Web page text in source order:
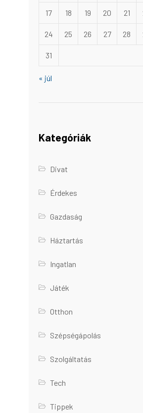
17 18 19 20 21
24 25 26 27 28
31
« júl
Kategóriák
Divat
Érdekes
Gazdaság
Háztartás
Ingatlan
Játék
Otthon
Szépségápolás
Szolgáltatás
Tech
Tippek